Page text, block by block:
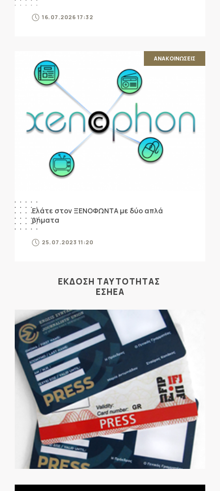
16.07.2026 17:32
ΑΝΑΚΟΙΝΩΣΕΙΣ
Ελάτε στον ΞΕΝΟΦΩΝΤΑ με δύο απλά
βήματα
25.07.2023 11:20
ΕΚΔΟΣΗ ΤΑΥΤΟΤΗΤΑΣ
ΕΣΗΕΑ